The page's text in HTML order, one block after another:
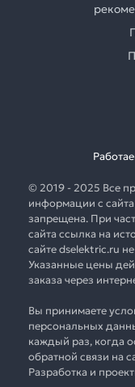
© 2019 - 2025 Все
информации с
запрещена. При
сайта ссылка на
сайте dselektric.ru
Указанные цены
заказа через
Вы принимаете
персональных
каждый раз, когда
обратной связи на
Разработка и